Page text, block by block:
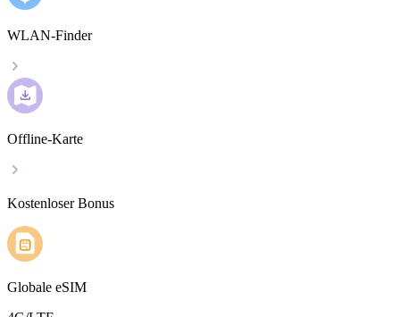
WLAN-Finder
Offline-Karte
Kostenloser Bonus
Globale eSIM